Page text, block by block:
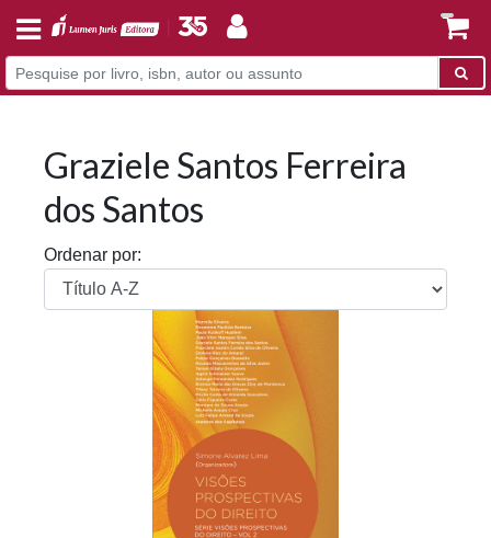
Graziele Santos Ferreira
dos Santos
Ordenar por: